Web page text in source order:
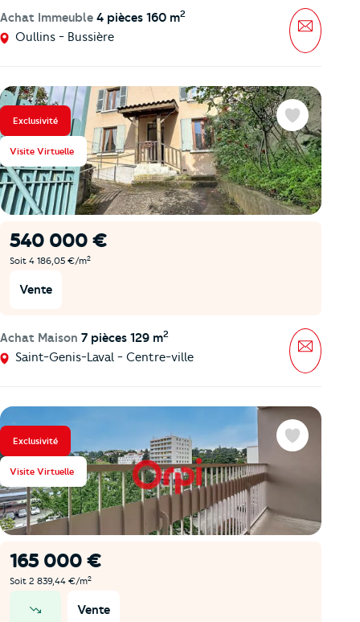
Achat Immeuble 4 pièces 160 m2
Oullins - Bussière
Message
Exclusivité
Visite Virtuelle
540 000 €
Soit 4 186,05 €/m2
Vente
Achat Maison 7 pièces 129 m2
Saint-Genis-Laval - Centre-ville
Favoris
Message
Exclusivité
Visite Virtuelle
165 000 €
Soit 2 839,44 €/m2
Vente
Favoris